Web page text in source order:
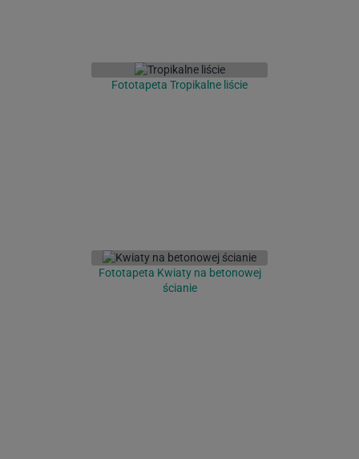
Fototapeta Tropikalne liście
Fototapeta Kwiaty na betonowej
ścianie